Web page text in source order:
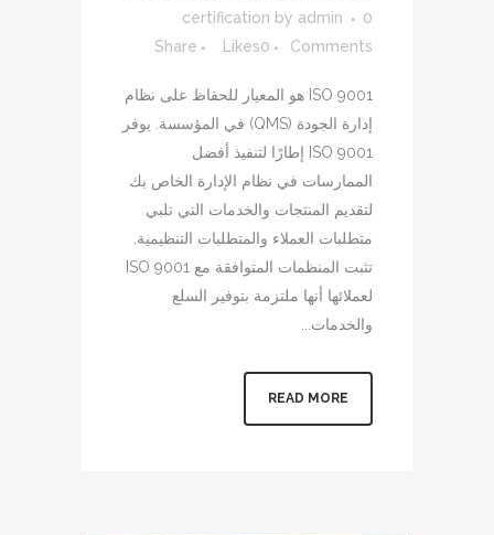
certification by admin
0
Comments
0
Likes
Share
ISO 9001 هو المعيار للحفاظ على نظام
إدارة الجودة (QMS) في المؤسسة. يوفر
ISO 9001 إطارًا لتنفيذ أفضل
الممارسات في نظام الإدارة الخاص بك
لتقديم المنتجات والخدمات التي تلبي
متطلبات العملاء والمتطلبات التنظيمية.
تثبت المنظمات المتوافقة مع ISO 9001
لعملائها أنها ملتزمة بتوفير السلع
والخدمات...
READ MORE